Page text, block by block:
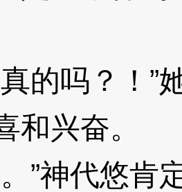
吗？！”她
和兴奋。
神代悠肯